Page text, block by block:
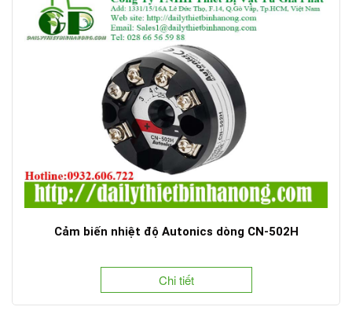
Cảm biến nhiệt độ Autonics dòng CN-502H
Chi tiết